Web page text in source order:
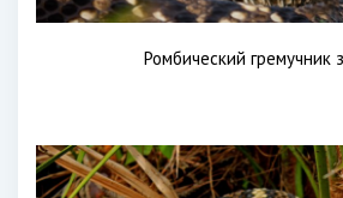
Ромбический гремучник